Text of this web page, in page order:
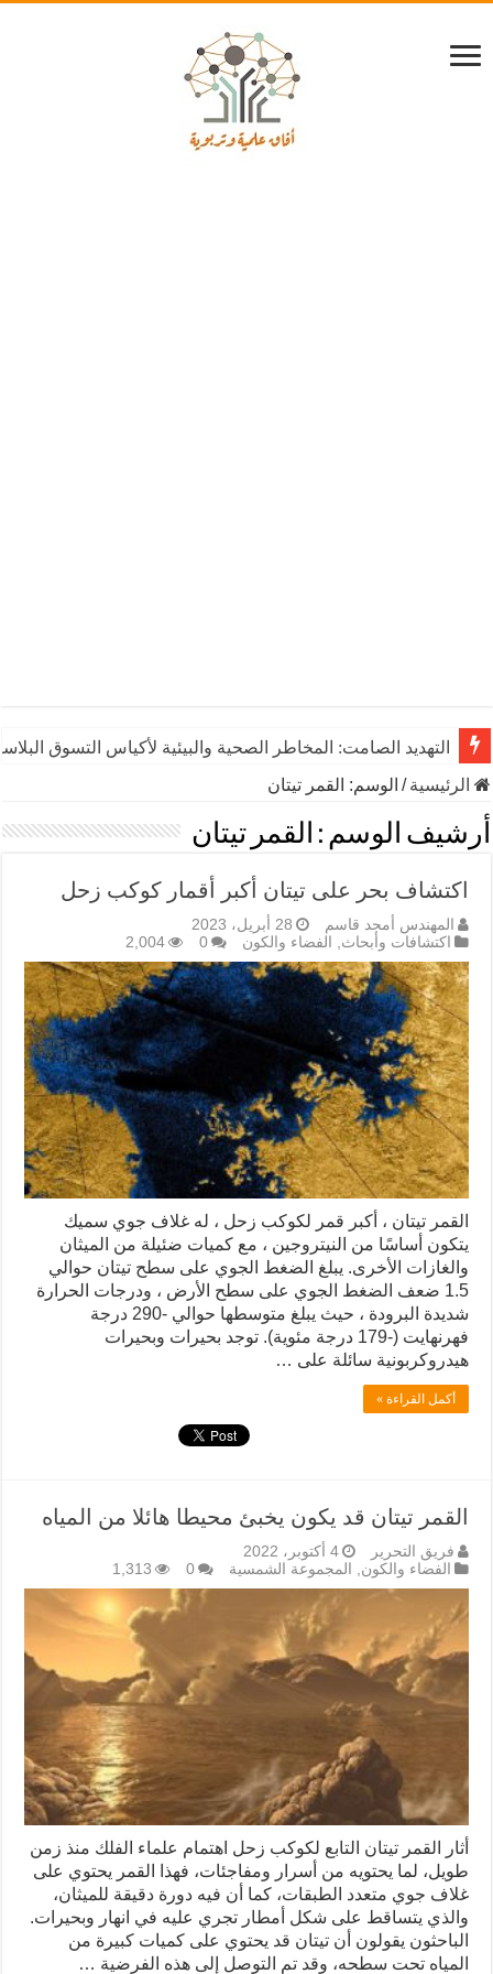
التهديد الصامت: المخاطر الصحية والبيئية لأكياس التسوق
الرئيسية/ الوسم: القمر تيتان
أرشيف الوسم : القمر تيتان
اكتشاف بحر على تيتان أكبر أقمار كوكب زحل
المهندس أمجد قاسم
28 أبريل، 2023
اكتشافات وأبحاث, الفضاء والكون 0
2,004
القمر تيتان ، أكبر قمر لكوكب زحل ، له غلاف جوي سميك
يتكون أساسًا من النيتروجين ، مع كميات ضئيلة من الميثان
والغازات الأخرى. يبلغ الضغط الجوي على سطح تيتان حوالي
1.5 ضعف الضغط الجوي على سطح الأرض ، ودرجات الحرارة
شديدة البرودة ، حيث يبلغ متوسطها حوالي -290 درجة
فهرنهايت (-179 درجة مئوية). توجد بحيرات وبحيرات
هيدروكربونية سائلة على …
أكمل القراءة »
القمر تيتان قد يكون يخبئ محيطا هائلا من المياه
فريق التحرير
4 أكتوبر، 2022
الفضاء والكون
المجموعة الشمسية 0
1,313
أثار القمر تيتان التابع لكوكب زحل اهتمام علماء الفلك منذ زمن
طويل، لما يحتويه من أسرار ومفاجئات، فهذا القمر يحتوي على
غلاف جوي متعدد الطبقات، كما أن فيه دورة دقيقة للميثان،
والذي يتساقط على شكل أمطار تجري عليه في انهار وبحيرات.
الباحثون يقولون أن تيتان قد يحتوي على كميات كبيرة من
المياه تحت سطحه، وقد تم التوصل إلى هذه الفرضية …